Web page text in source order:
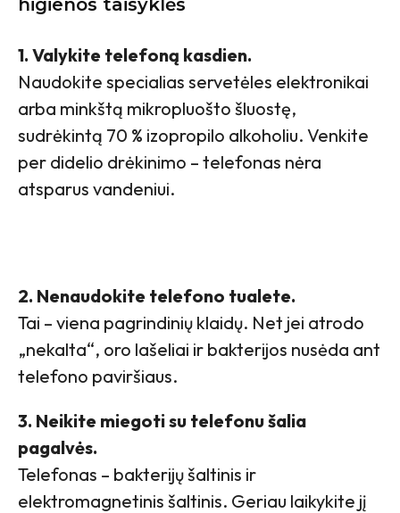
1. Valykite telefoną kasdien.
Naudokite specialias servetėles elektronikai
arba minkštą mikropluošto šluostę,
sudrėkintą 70 % izopropilo alkoholiu. Venkite
per didelio drėkinimo – telefonas nėra
atsparus vandeniui.
2. Nenaudokite telefono tualete.
Tai – viena pagrindinių klaidų. Net jei atrodo
„nekalta“, oro lašeliai ir bakterijos nusėda ant
telefono paviršiaus.
3. Neikite miegoti su telefonu šalia
pagalvės.
Telefonas – bakterijų šaltinis ir
elektromagnetinis šaltinis. Geriau laikykite jį